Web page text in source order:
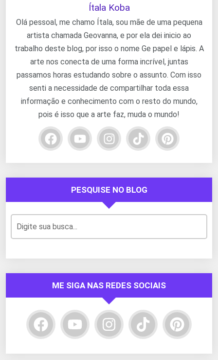
Ítala Koba
Olá pessoal, me chamo Ítala, sou mãe de uma pequena
artista chamada Geovanna, e por ela dei inicio ao
trabalho deste blog, por isso o nome Ge papel e lápis. A
arte nos conecta de uma forma incrível, juntas
passamos horas estudando sobre o assunto. Com isso
senti a necessidade de compartilhar toda essa
informação e conhecimento com o resto do mundo,
pois é isso que a arte faz, muda o mundo!
PESQUISE NO BLOG
ME SIGA NAS REDES SOCIAIS